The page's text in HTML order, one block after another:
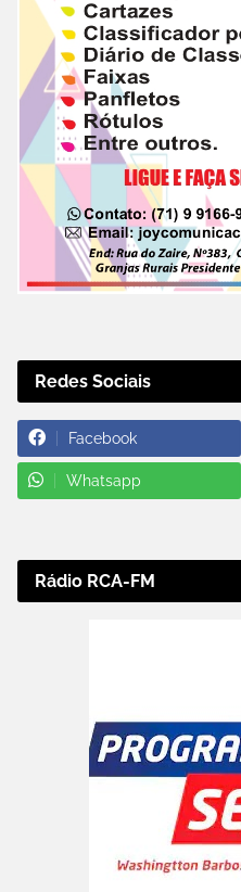
Redes Sociais
Facebook
Whatsapp
Rádio RCA-FM